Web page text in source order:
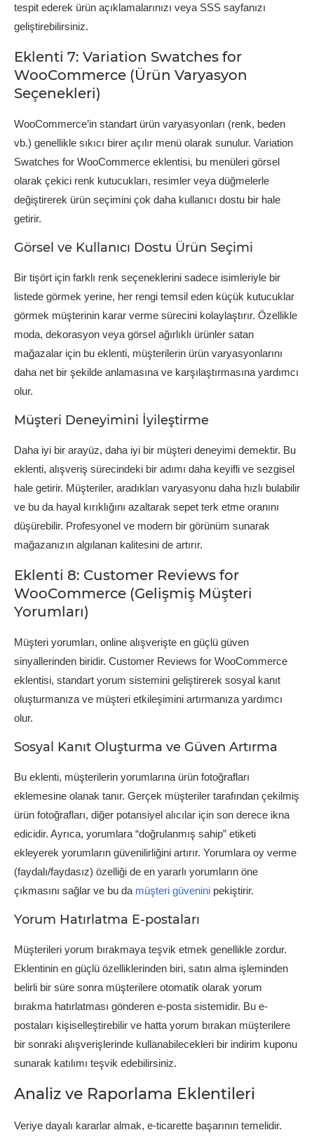
tespit ederek ürün açıklamalarınızı veya SSS sayfanızı
geliştirebilirsiniz.
Eklenti 7: Variation Swatches for
WooCommerce (Ürün Varyasyon
Seçenekleri)
WooCommerce’in standart ürün varyasyonları (renk, beden
vb.) genellikle sıkıcı birer açılır menü olarak sunulur. Variation
Swatches for WooCommerce eklentisi, bu menüleri görsel
olarak çekici renk kutucukları, resimler veya düğmelerle
değiştirerek ürün seçimini çok daha kullanıcı dostu bir hale
getirir.
Görsel ve Kullanıcı Dostu Ürün Seçimi
Bir tişört için farklı renk seçeneklerini sadece isimleriyle bir
listede görmek yerine, her rengi temsil eden küçük kutucuklar
görmek müşterinin karar verme sürecini kolaylaştırır. Özellikle
moda, dekorasyon veya görsel ağırlıklı ürünler satan
mağazalar için bu eklenti, müşterilerin ürün varyasyonlarını
daha net bir şekilde anlamasına ve karşılaştırmasına yardımcı
olur.
Müşteri Deneyimini İyileştirme
Daha iyi bir arayüz, daha iyi bir müşteri deneyimi demektir. Bu
eklenti, alışveriş sürecindeki bir adımı daha keyifli ve sezgisel
hale getirir. Müşteriler, aradıkları varyasyonu daha hızlı bulabilir
ve bu da hayal kırıklığını azaltarak sepet terk etme oranını
düşürebilir. Profesyonel ve modern bir görünüm sunarak
mağazanızın algılanan kalitesini de artırır.
Eklenti 8: Customer Reviews for
WooCommerce (Gelişmiş Müşteri
Yorumları)
Müşteri yorumları, online alışverişte en güçlü güven
sinyallerinden biridir. Customer Reviews for WooCommerce
eklentisi, standart yorum sistemini geliştirerek sosyal kanıt
oluşturmanıza ve müşteri etkileşimini artırmanıza yardımcı
olur.
Sosyal Kanıt Oluşturma ve Güven Artırma
Bu eklenti, müşterilerin yorumlarına ürün fotoğrafları
eklemesine olanak tanır. Gerçek müşteriler tarafından çekilmiş
ürün fotoğrafları, diğer potansiyel alıcılar için son derece ikna
edicidir. Ayrıca, yorumlara “doğrulanmış sahip” etiketi
ekleyerek yorumların güvenilirliğini artırır. Yorumlara oy verme
(faydalı/faydasız) özelliği de en yararlı yorumların öne
çıkmasını sağlar ve bu da müşteri güvenini pekiştirir.
Yorum Hatırlatma E-postaları
Müşterileri yorum bırakmaya teşvik etmek genellikle zordur.
Eklentinin en güçlü özelliklerinden biri, satın alma işleminden
belirli bir süre sonra müşterilere otomatik olarak yorum
bırakma hatırlatması gönderen e-posta sistemidir. Bu e-
postaları kişiselleştirebilir ve hatta yorum bırakan müşterilere
bir sonraki alışverişlerinde kullanabilecekleri bir indirim kuponu
sunarak katılımı teşvik edebilirsiniz.
Analiz ve Raporlama Eklentileri
Veriye dayalı kararlar almak, e-ticarette başarının temelidir.